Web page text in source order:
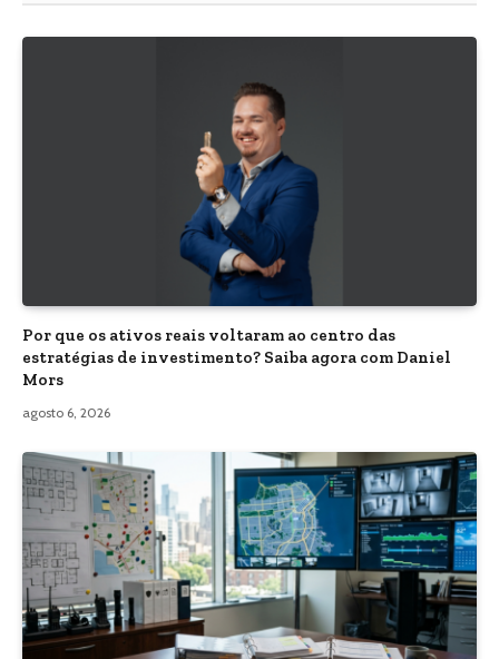
Por que os ativos reais voltaram ao centro das
estratégias de investimento? Saiba agora com Daniel
Mors
agosto 6, 2026